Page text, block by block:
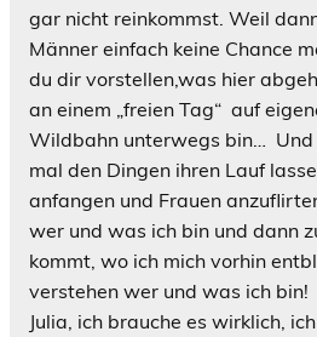
gar nicht reinkommst. Weil
Männer einfach keine Chance
du dir vorstellen,was hier
an einem „freien Tag“ auf
Wildbahn unterwegs bin… Und
mal den Dingen ihren Lauf
anfangen und Frauen
wer und was ich bin und dann
kommt, wo ich mich vorhin
verstehen wer und was ich bin!
Julia, ich brauche es wirklich,